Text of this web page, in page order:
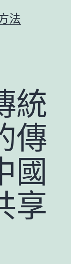
法
統
傳
國
享